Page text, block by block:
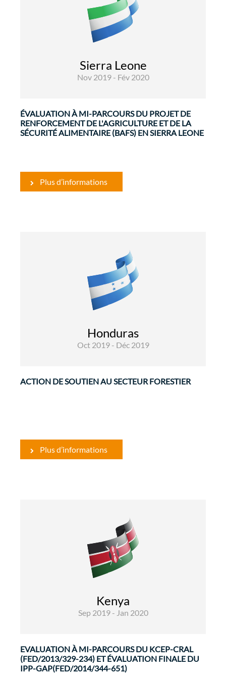
Sierra Leone
Nov 2019 - Fév 2020
Evaluations
approche sectorielle promouvant le
développement agricole, la sécurité alimentaire
ÉVALUATION À MI-PARCOURS DU PROJET DE
RENFORCEMENT DE L'AGRICULTURE ET DE LA
SÉCURITÉ ALIMENTAIRE (BAFS) EN SIERRA LEONE
Plus d’informations
Honduras
Oct 2019 - Déc 2019
Environnement
Evaluations
CLIFOR a pour objectif d'améliorer le bien-être
environnementale de la population locale en
réponse aux défis posés par le changement
climatique. Le ...
ACTION DE SOUTIEN AU SECTEUR FORESTIER
Plus d’informations
Kenya
Sep 2019 - Jan 2020
Développement Rural et Sécurité
Evaluations
TdR, notamment liées aux critères d'évaluation
spécifiques ajoutés aux critères habituels du ...
EVALUATION À MI-PARCOURS DU KCEP-CRAL
(FED/2013/329-234) ET ÉVALUATION FINALE DU
IPP-GAP(FED/2014/344-651)